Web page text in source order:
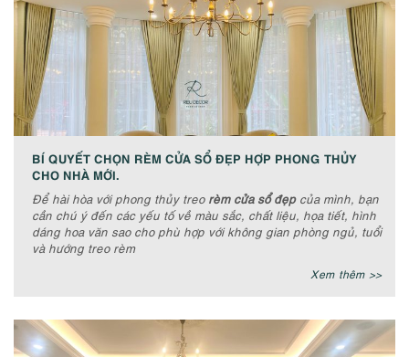
BÍ QUYẾT CHỌN RÈM CỬA SỔ ĐẸP HỢP PHONG THỦY
CHO NHÀ MỚI.
Để hài hòa với phong thủy treo rèm cửa sổ đẹpcủa mình, bạn
cần chú ý đến các yếu tố về màu sắc, chất liệu, họa tiết, hình
dáng hoa văn sao cho phù hợp với không gian phòng ngủ, tuổi
và hướng treo rèm
Xem thêm >>